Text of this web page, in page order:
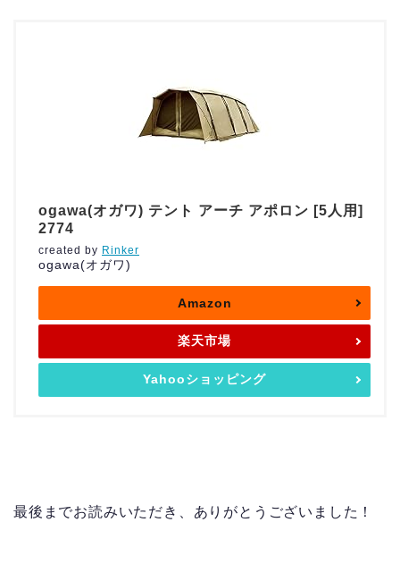
ogawa(オガワ) テント アーチ アポロン [5人用]
2774
created by Rinker
ogawa(オガワ)
Amazon
楽天市場
Yahooショッピング
最後までお読みいただき、ありがとうございました！